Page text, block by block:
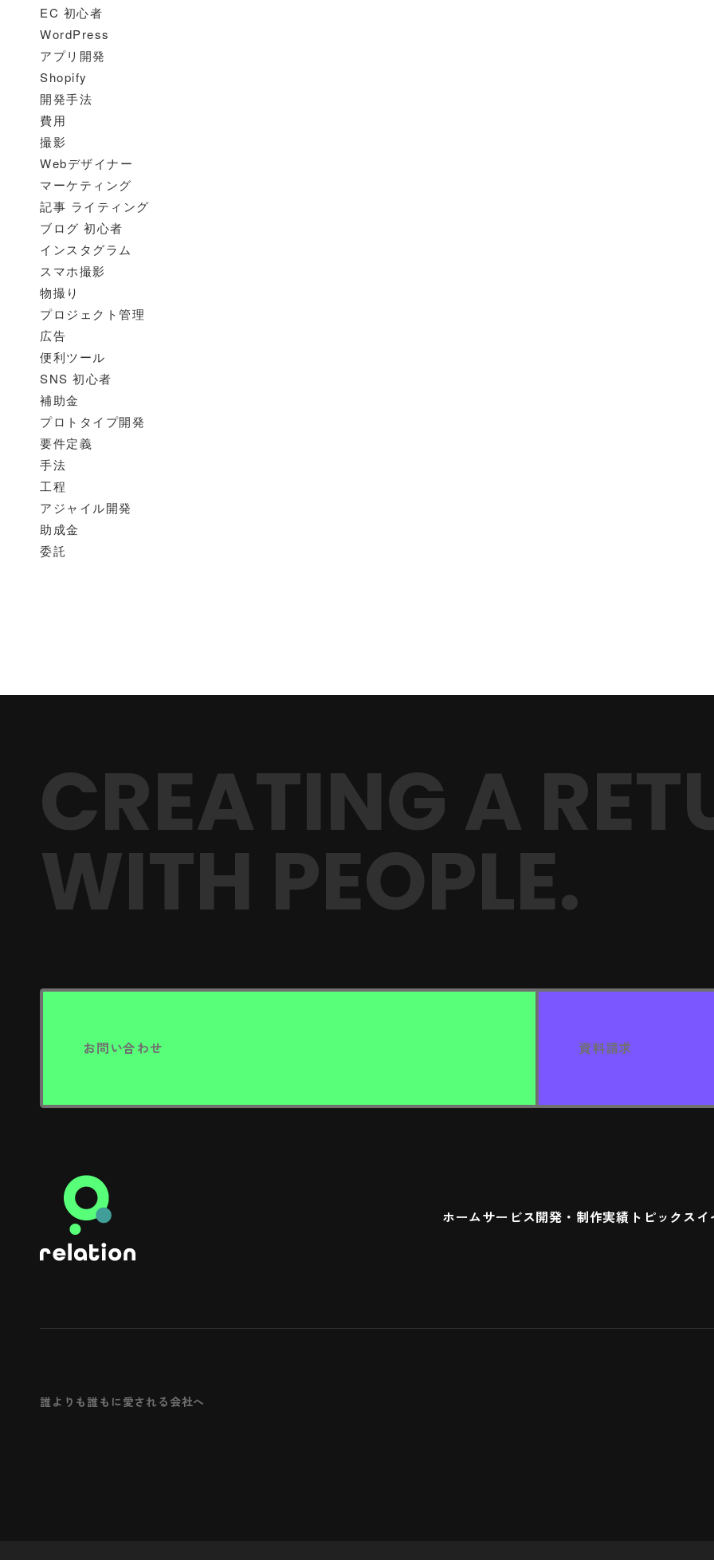
EC 初心者
WordPress
アプリ開発
Shopify
開発手法
費用
撮影
Webデザイナー
マーケティング
記事 ライティング
ブログ 初心者
インスタグラム
スマホ撮影
物撮り
プロジェクト管理
広告
便利ツール
SNS 初心者
補助金
プロトタイプ開発
要件定義
手法
工程
アジャイル開発
助成金
委託
CREATING A
WITH PEOPLE.
お問い合わせ 資料請求
ホームサービス開発・制作実績 トピックス
誰よりも誰もに愛される会社へ